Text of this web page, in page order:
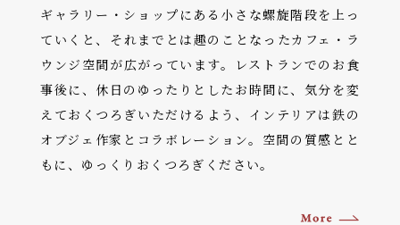
ギャラリー・ショップにある小さな螺旋階段を上っ
ていくと、それまでとは趣のことなったカフェ・ラ
ウンジ空間が広がっています。レストランでのお食
事後に、休日のゆったりとしたお時間に、気分を変
えておくつろぎいただけるよう、インテリアは鉄の
オブジェ作家とコラボレーション。空間の質感とと
もに、ゆっくりおくつろぎください。